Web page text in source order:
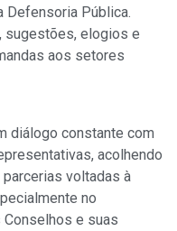
Defensoria Pública.
sugestões, elogios e
aos setores
diálogo constante com
acolhendo
voltadas à
no
e suas